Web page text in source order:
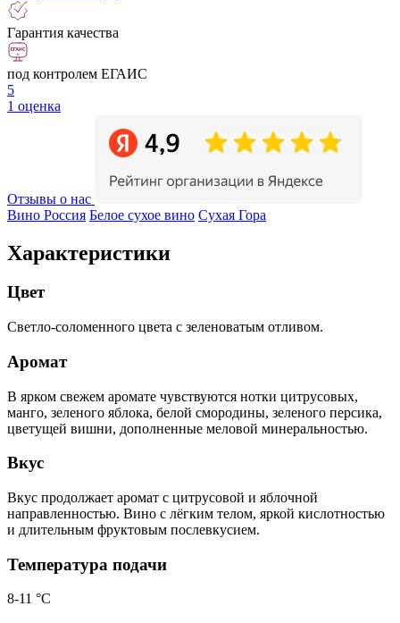
Гарантия качества
под контролем ЕГАИС
5
1 оценка
Отзывы о нас
Вино Россия Белое сухое вино Сухая Гора
Характеристики
Цвет
Светло-соломенного цвета с зеленоватым отливом.
Аромат
В ярком свежем аромате чувствуются нотки цитрусовых,
манго, зеленого яблока, белой смородины, зеленого персика,
цветущей вишни, дополненные меловой минеральностью.
Вкус
Вкус продолжает аромат с цитрусовой и яблочной
направленностью. Вино с лёгким телом, яркой кислотностью
и длительным фруктовым послевкусием.
Температура подачи
8-11 °С